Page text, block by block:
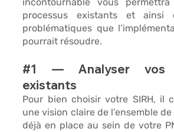
processus existants et ainsi
pourrait résoudre.
#1 — Analyser vos
existants
Pour bien choisir votre SIRH, il
une vision claire de l’ensemble
déjà en place au sein de votre